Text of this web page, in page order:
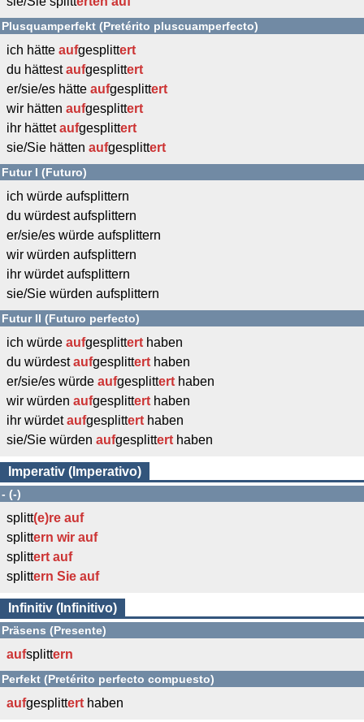
Plusquamperfekt (Pretérito pluscuamperfecto)
ich hätte aufgesplittert
du hättestaufgesplittert
er/sie/es hätte aufgesplittert
wir hätten aufgesplittert
ihr hättetaufgesplittert
sie/Sie hätten aufgesplittert
Futur I (Futuro)
ich würde aufsplittern
du würdest aufsplittern
er/sie/es würde aufsplittern
wir würden aufsplittern
ihr würdet aufsplittern
sie/Sie würden aufsplittern
Futur II (Futuro perfecto)
ich würde aufgesplittert haben
du würdestaufgesplittert haben
er/sie/es würde aufgesplittert haben
wir würden aufgesplittert haben
ihr würdetaufgesplittert haben
sie/Sie würden aufgesplittert haben
Imperativ (Imperativo)
- (-)
splitt(e)re auf
splittern wir auf
splittert auf
splittern Sie auf
Infinitiv (Infinitivo)
Präsens (Presente)
aufsplittern
Perfekt (Pretérito perfecto compuesto)
aufgesplittert haben